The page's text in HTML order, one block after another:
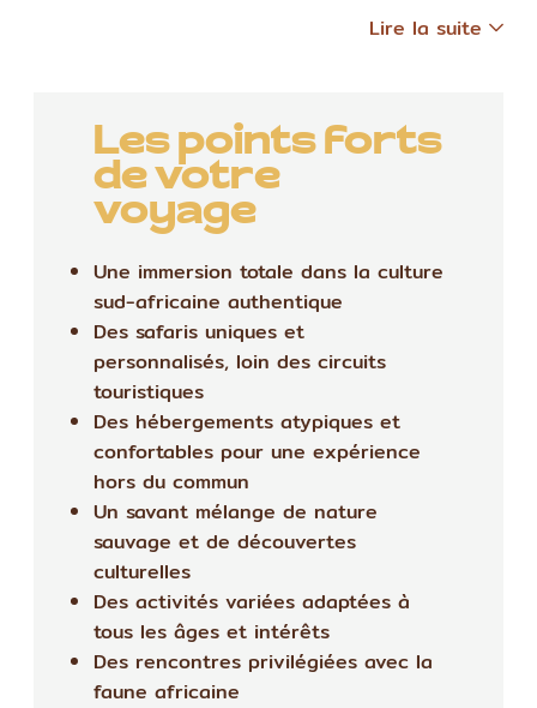
Lire la suite
Les points forts
de votre
voyage
Une immersion totale dans la culture
sud-africaine authentique
Des safaris uniques et
personnalisés, loin des circuits
touristiques
Des hébergements atypiques et
confortables pour une expérience
hors du commun
Un savant mélange de nature
sauvage et de découvertes
culturelles
Des activités variées adaptées à
tous les âges et intérêts
Des rencontres privilégiées avec la
faune africaine